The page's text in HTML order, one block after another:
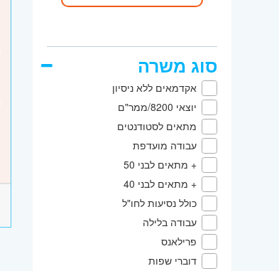
סוג משרה
אקדמאים ללא ניסיון
יוצאי 8200/ממר"ם
מתאים לסטודנטים
עבודה מועדפת
+ מתאים לבני 50
+ מתאים לבני 40
כולל נסיעות לחו"ל
עבודה בלילה
פרילאנס
דוברי שפות